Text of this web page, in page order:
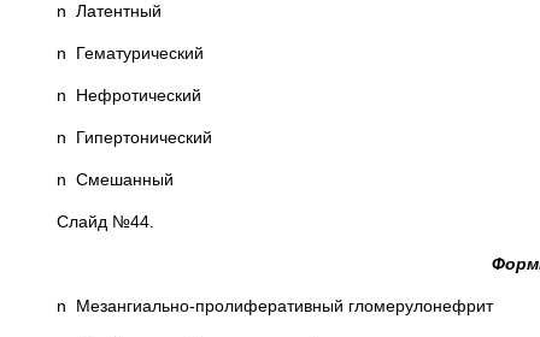
n Латентный
n Гематурический
n Нефротический
n Гипертонический
n Смешанный
Слайд №44.
n Мезангиально-пролиферативный гломерулонефрит